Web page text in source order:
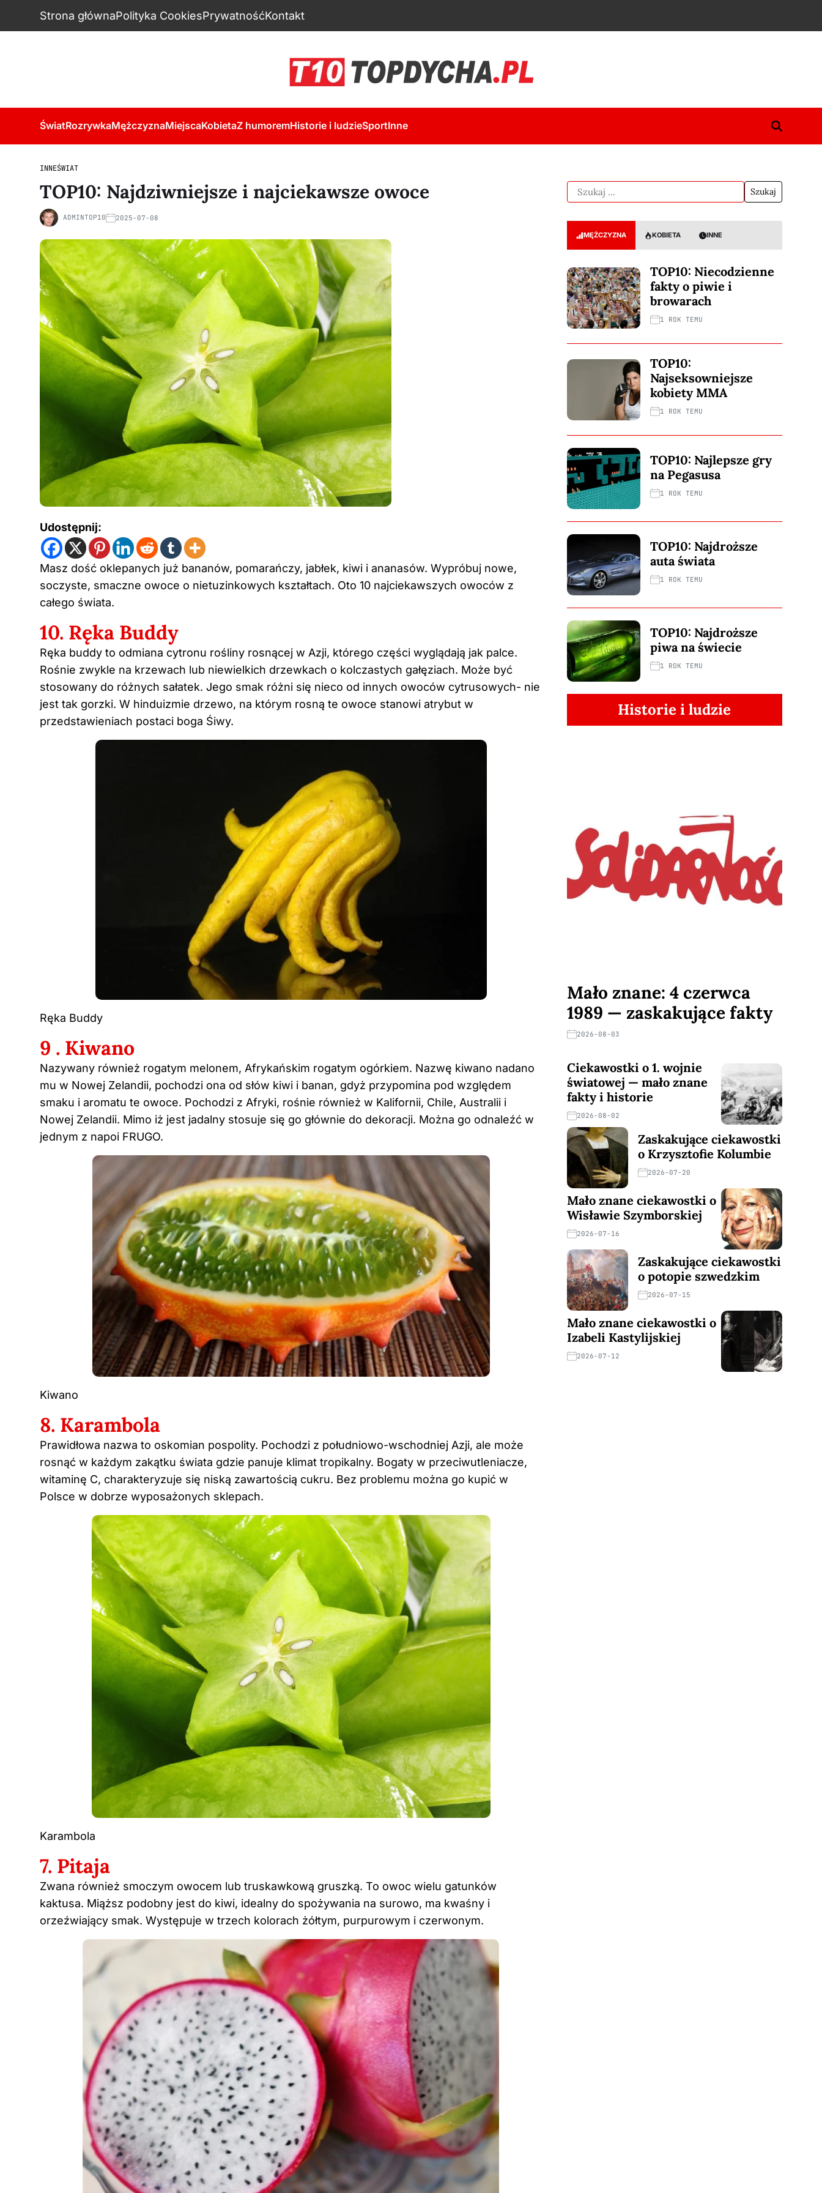
Strona głównaPolityka CookiesPrywatnośćKontakt
ŚwiatRozrywkaMężczyznaMiejscaKobietaZ humoremHistorie i ludzieSportInne
INNEŚWIAT
TOP10: Najdziwniejsze i najciekawsze owoce
ADMINTOP10 2025-07-08
Udostępnij:
Masz dość oklepanych już bananów, pomarańczy, jabłek, kiwi i ananasów. Wypróbuj nowe,
soczyste, smaczne owoce o nietuzinkowych kształtach. Oto 10 najciekawszych owoców z
całego świata.
10. Ręka Buddy
Ręka buddy to odmiana cytronu rośliny rosnącej w Azji, którego części wyglądają jak palce.
Rośnie zwykle na krzewach lub niewielkich drzewkach o kolczastych gałęziach. Może być
stosowany do różnych sałatek. Jego smak różni się nieco od innych owoców cytrusowych- nie
jest tak gorzki. W hinduizmie drzewo, na którym rosną te owoce stanowi atrybut w
przedstawieniach postaci boga Śiwy.
Ręka Buddy
9 . Kiwano
Nazywany również rogatym melonem, Afrykańskim rogatym ogórkiem. Nazwę kiwano nadano
mu w Nowej Zelandii, pochodzi ona od słów kiwi i banan, gdyż przypomina pod względem
smaku i aromatu te owoce. Pochodzi z Afryki, rośnie również w Kalifornii, Chile, Australii i
Nowej Zelandii. Mimo iż jest jadalny stosuje się go głównie do dekoracji. Można go odnaleźć w
jednym z napoi FRUGO.
Kiwano
8. Karambola
Prawidłowa nazwa to oskomian pospolity. Pochodzi z południowo-wschodniej Azji, ale może
rosnąć w każdym zakątku świata gdzie panuje klimat tropikalny. Bogaty w przeciwutleniacze,
witaminę C, charakteryzuje się niską zawartością cukru. Bez problemu można go kupić w
Polsce w dobrze wyposażonych sklepach.
Karambola
7. Pitaja
Zwana również smoczym owocem lub truskawkową gruszką. To owoc wielu gatunków
kaktusa. Miąższ podobny jest do kiwi, idealny do spożywania na surowo, ma kwaśny i
orzeźwiający smak. Występuje w trzech kolorach żółtym, purpurowym i czerwonym.
MĘŻCZYZNA KOBIETA INNE
TOP10: Niecodzienne
fakty o piwie i
browarach
1 ROK TEMU
TOP10:
Najseksowniejsze
kobiety MMA
1 ROK TEMU
TOP10: Najlepsze gry
na Pegasusa
1 ROK TEMU
TOP10: Najdroższe
auta świata
1 ROK TEMU
TOP10: Najdroższe
piwa na świecie
1 ROK TEMU
Historie i ludzie
Mało znane: 4 czerwca
1989 — zaskakujące fakty
2026-08-03
Ciekawostki o 1. wojnie
światowej — mało znane
fakty i historie
2026-08-02
Zaskakujące ciekawostki
o Krzysztofie Kolumbie
2026-07-20
Mało znane ciekawostki o
Wisławie Szymborskiej
2026-07-16
Zaskakujące ciekawostki
o potopie szwedzkim
2026-07-15
Mało znane ciekawostki o
Izabeli Kastylijskiej
2026-07-12